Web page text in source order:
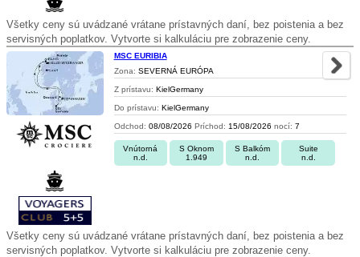
Všetky ceny sú uvádzané vrátane prístavných daní, bez poistenia a bez
servisných poplatkov. Vytvorte si kalkuláciu pre zobrazenie ceny.
MSC EURIBIA
Zona: SEVERNÁ EURÓPA
Z prístavu: KielGermany
Do prístavu: KielGermany
Odchod: 08/08/2026 Príchod: 15/08/2026 nocí: 7
Vnútorná
n.d.
S Oknom
1.949
S Balkóm
n.d.
Suite
n.d.
Všetky ceny sú uvádzané vrátane prístavných daní, bez poistenia a bez
servisných poplatkov. Vytvorte si kalkuláciu pre zobrazenie ceny.